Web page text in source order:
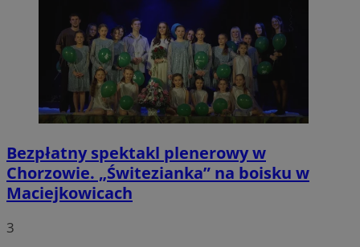
Bezpłatny spektakl plenerowy w
Chorzowie. „Świtezianka” na boisku w
Maciejkowicach
3